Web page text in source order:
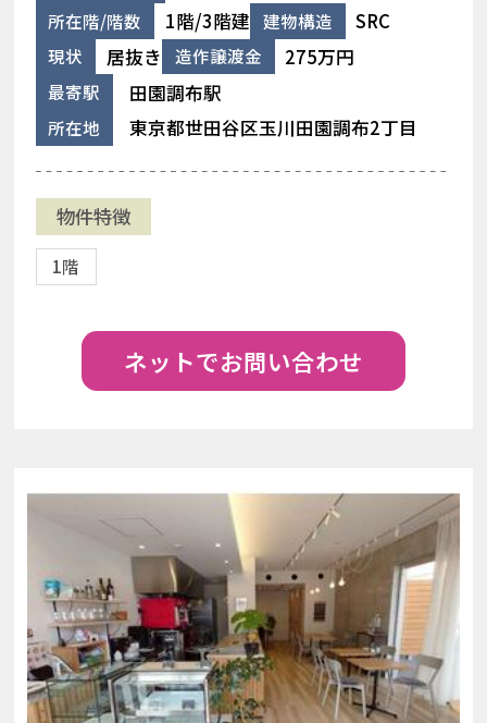
所在階/階数 1階/3階建 建物構造 SRC
現状 居抜き 造作譲渡金 275万円
最寄駅 田園調布駅
所在地 東京都世田谷区玉川田園調布2丁目
物件特徴
1階
ネットでお問い合わせ